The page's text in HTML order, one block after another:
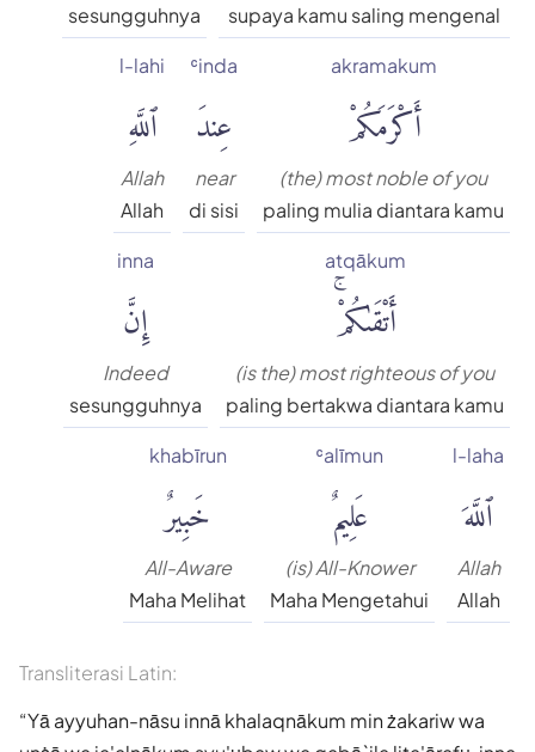
supaya kamu saling mengenal
sesungguhnya
akramakum
أَكْرَمَكُمْ
(the) most noble of you
paling mulia diantara kamu
ʿinda
عِندَ
near
di sisi
l-lahi
ٱللَّهِ
Allah
Allah
atqākum
أَتْقَىٰكُمْۚ
(is the) most righteous of you
paling bertakwa diantara kamu
inna
إِنَّ
Indeed
sesungguhnya
l-laha
ٱللَّهَ
Allah
Allah
ʿalīmun
عَلِيمٌ
(is) All-Knower
Maha Mengetahui
khabīrun
خَبِيرٌ
All-Aware
Maha Melihat
Transliterasi Latin:
Yā ayyuhan-nāsu innā khalaqnākum min żakariw wa